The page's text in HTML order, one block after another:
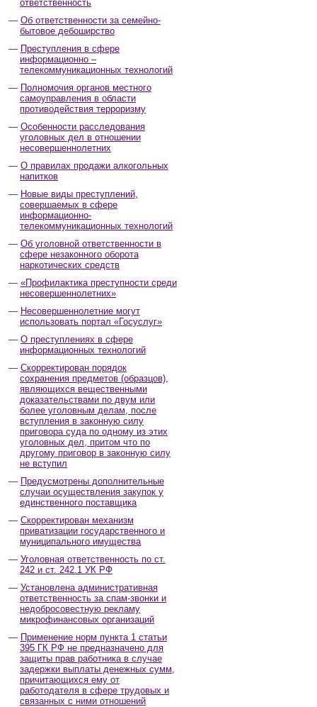
ответственность
Об ответственности за семейно-
бытовое дебоширство
Преступления в сфере
информационно –
телекоммуникационных технологий
Полномочия органов местного
самоуправления в области
противодействия терроризму
Особенности расследования
уголовных дел в отношении
несовершеннолетних
О правилах продажи алкогольных
напитков
Новые виды преступлений,
совершаемых в сфере
информационно-
телекоммуникационных технологий
Об уголовной ответственности в
сфере незаконного оборота
наркотических средств
«Профилактика преступности среди
несовершеннолетних»
Несовершеннолетние могут
использовать портал «Госуслуг»
О преступлениях в сфере
информационных технологий
Скорректирован порядок
сохранения предметов (образцов),
являющихся вещественными
доказательствами по двум или
более уголовным делам, после
вступления в законную силу
приговора суда по одному из этих
уголовных дел, притом что по
другому приговор в законную силу
не вступил
Предусмотрены дополнительные
случаи осуществления закупок у
единственного поставщика
Скорректирован механизм
приватизации государственного и
муниципального имущества
Уголовная ответственность по ст.
242 и ст. 242.1 УК РФ
Установлена административная
ответственность за спам-звонки и
недобросовестную рекламу
микрофинансовых организаций
Применение норм пункта 1 статьи
395 ГК РФ не предназначено для
защиты прав работника в случае
задержки выплаты денежных сумм,
причитающихся ему от
работодателя в сфере трудовых и
связанных с ними отношений